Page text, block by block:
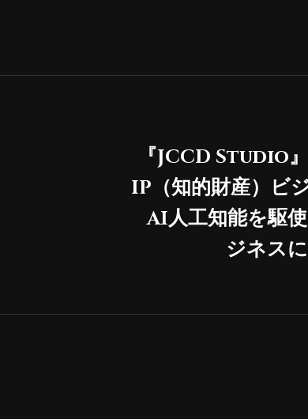
『JCCD Studio
IP（知的財産）ビ
AI人工知能を駆
ジネス